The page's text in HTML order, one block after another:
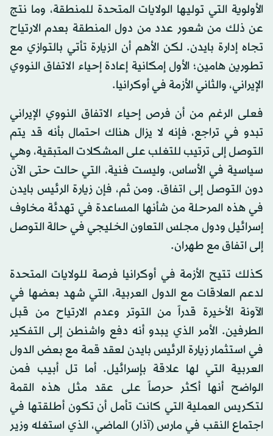
الأولوية التي توليها الولايات المتحدة للمنطقة، وما نتج
عن ذلك من شعور عدد من دول المنطقة بعدم الارتياح
تجاه إدارة بايدن. لكن الأهم أن الزيارة تأتي بالتوازي مع
تطورين هامين؛ الأول إمكانية إعادة إحياء الاتفاق النووي
الإيراني، والثاني الأزمة في أوكرانيا.
فعلى الرغم من أن فرص إحياء الاتفاق النووي الإيراني
تبدو في تراجع، فإنه لا يزال هناك احتمال بأنه قد يتم
التوصل إلى ترتيب للتغلب على المشكلات المتبقية، وهي
سياسية في الأساس، وليست فنية، التي حالت حتى الآن
دون التوصل إلى اتفاق. ومن ثم، فإن زيارة الرئيس بايدن
في هذه المرحلة من شأنها المساعدة في تهدئة مخاوف
إسرائيل ودول مجلس التعاون الخليجي في حالة التوصل
إلى اتفاق مع طهران.
كذلك تتيح الأزمة في أوكرانيا فرصة للولايات المتحدة
لدعم العلاقات مع الدول العربية، التي شهد بعضها في
الآونة الأخيرة قدراً من التوتر وعدم الارتياح من قبل
الطرفين. الأمر الذي يبدو أنه دفع واشنطن إلى التفكير
في استثمار زيارة الرئيس بايدن لعقد قمة مع بعض الدول
العربية التي لها علاقة بإسرائيل. أما تل أبيب فمن
الواضح أنها أكثر حرصاً على عقد مثل هذه القمة
لتكريس العملية التي كانت تأمل أن تكون أطلقتها في
اجتماع النقب في مارس (آذار) الماضي، الذي استغله وزير